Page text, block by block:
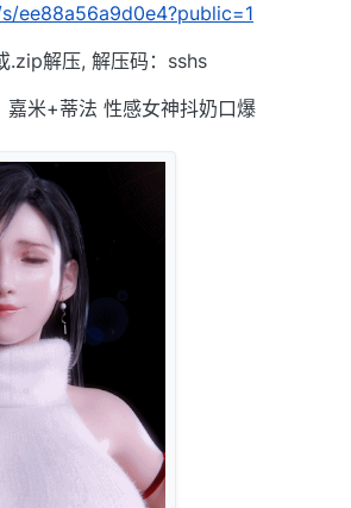
ee88a56a9d0e4?public=1
.zip解压, 解压码：sshs
嘉米+蒂法 性感女神抖奶口爆